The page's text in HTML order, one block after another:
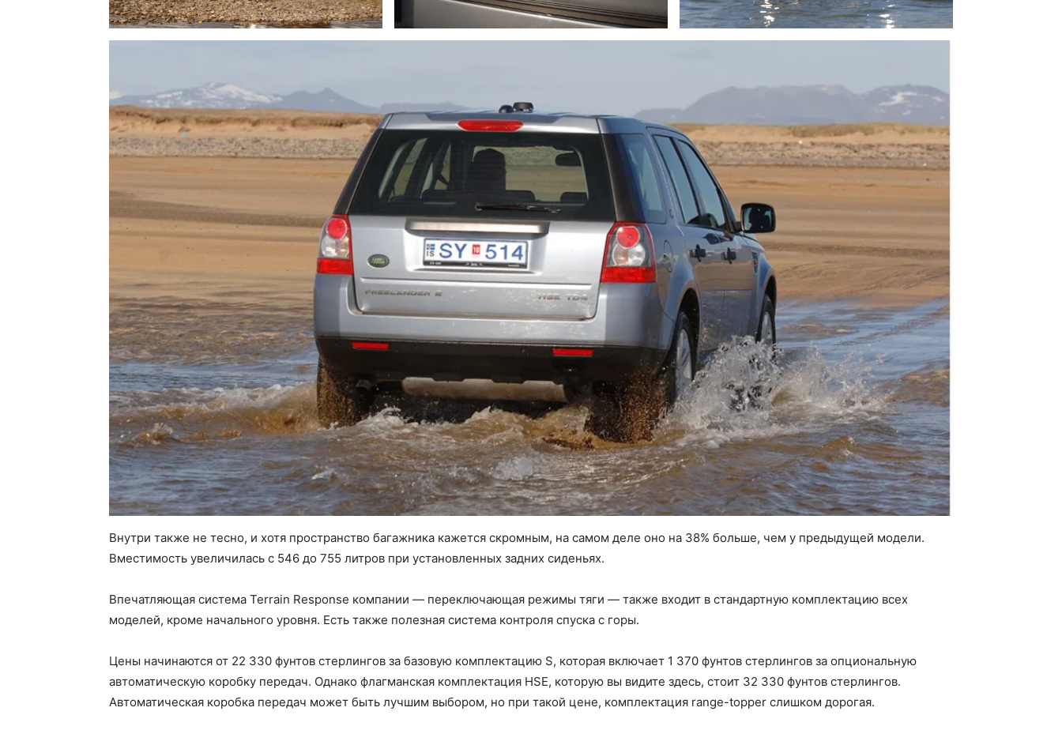
Внутри также не тесно, и хотя пространство багажника кажется скромным, на самом деле оно на 38% больше, чем у предыдущей модели.
Вместимость увеличилась с 546 до 755 литров при установленных задних сиденьях.
Впечатляющая система Terrain Response компании — переключающая режимы тяги — также входит в стандартную комплектацию всех
моделей, кроме начального уровня. Есть также полезная система контроля спуска с горы.
Цены начинаются от 22 330 фунтов стерлингов за базовую комплектацию S, которая включает 1 370 фунтов стерлингов за опциональную
автоматическую коробку передач. Однако флагманская комплектация HSE, которую вы видите здесь, стоит 32 330 фунтов стерлингов.
Автоматическая коробка передач может быть лучшим выбором, но при такой цене, комплектация range-topper слишком дорогая.